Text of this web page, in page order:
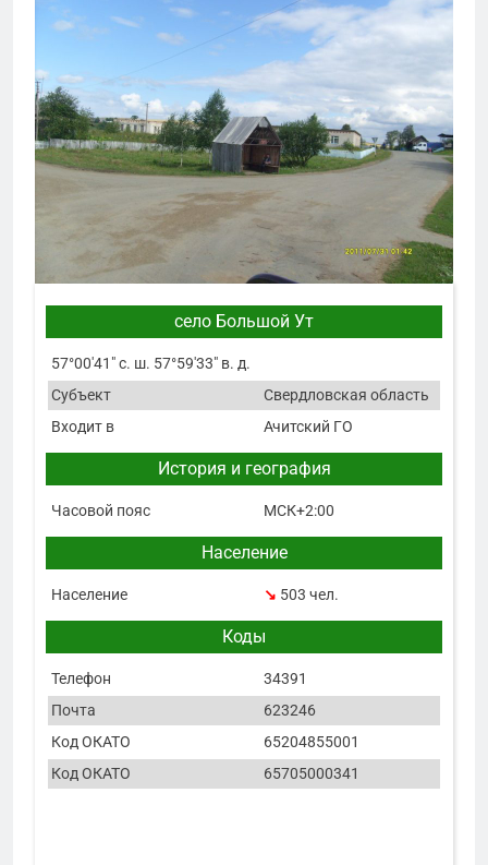
село Большой Ут
57°00′41″ с. ш. 57°59′33″ в. д.
Субъект
Свердловская область
Входит в
Ачитский ГО
История и география
Часовой пояс МСК+2:00
Население
Население ↘ 503 чел.
Коды
Телефон
34391
Почта
623246
Код ОКАТО
65204855001
Код ОКАТО
65705000341